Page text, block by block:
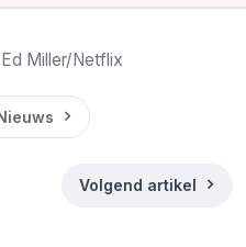
Miller/Netflix
Volgend artikel